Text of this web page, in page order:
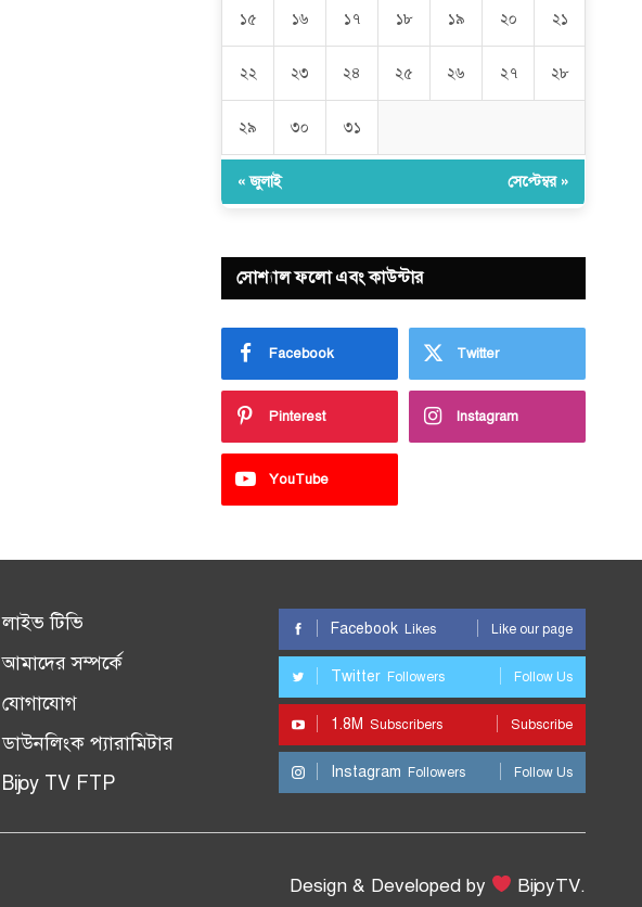
১৫ ১৬ ১৭ ১৮ ১৯ ২০ ২১
২২ ২৩ ২৪ ২৫ ২৬ ২৭ ২৮
২৯ ৩০ ৩১
« জুলাই সেপ্টেম্বর »
সোশ্যাল ফলো এবং কাউন্টার
Facebook Twitter
Pinterest Instagram
YouTube
লাইভ টিভি
আমাদের সম্পর্কে
যোগাযোগ
ডাউনলিংক প্যারামিটার
Bijoy TV FTP
Facebook Likes Like our page
Twitter Followers Follow Us
1.8M Subscribers Subscribe
Instagram Followers Follow Us
Design & Developed by BijoyTV.